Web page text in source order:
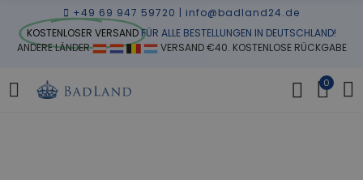
+49 69 947 59720 | info@badland24.de
KOSTENLOSER VERSANDFÜR ALLE BESTELLUNGEN IN DEUTSCHLAND!
ANDERE LÄNDER
VERSAND €40. KOSTENLOSE RÜCKGABE
0